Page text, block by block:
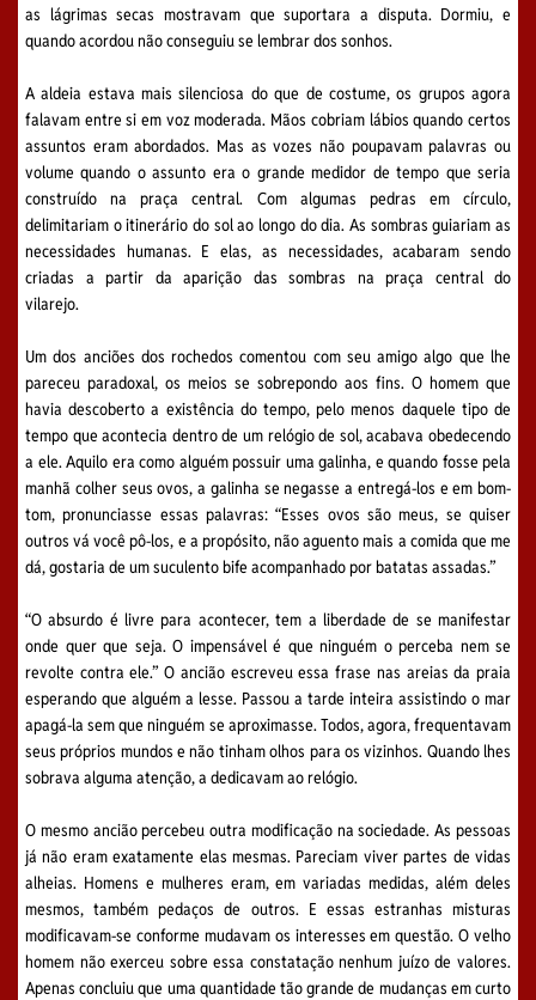
as lágrimas secas mostravam que suportara a disputa. Dormiu, e
quando acordou não conseguiu se lembrar dos sonhos.
A aldeia estava mais silenciosa do que de costume, os grupos agora
falavam entre si em voz moderada. Mãos cobriam lábios quando certos
assuntos eram abordados. Mas as vozes não poupavam palavras ou
volume quando o assunto era o grande medidor de tempo que seria
construído na praça central. Com algumas pedras em círculo,
delimitariam o itinerário do sol ao longo do dia. As sombras guiariam as
necessidades humanas. E elas, as necessidades, acabaram sendo
criadas a partir da aparição das sombras na praça central do
vilarejo.
Um dos anciões dos rochedos comentou com seu amigo algo que lhe
pareceu paradoxal, os meios se sobrepondo aos fins. O homem que
havia descoberto a existência do tempo, pelo menos daquele tipo de
tempo que acontecia dentro de um relógio de sol, acabava obedecendo
a ele. Aquilo era como alguém possuir uma galinha, e quando fosse pela
manhã colher seus ovos, a galinha se negasse a entregá-los e em bom-
tom, pronunciasse essas palavras: “Esses ovos são meus, se quiser
outros vá você pô-los, e a propósito, não aguento mais a comida que me
dá, gostaria de um suculento bife acompanhado por batatas assadas.”
“O absurdo é livre para acontecer, tem a liberdade de se manifestar
onde quer que seja. O impensável é que ninguém o perceba nem se
revolte contra ele.” O ancião escreveu essa frase nas areias da praia
esperando que alguém a lesse. Passou a tarde inteira assistindo o mar
apagá-la sem que ninguém se aproximasse. Todos, agora, frequentavam
seus próprios mundos e não tinham olhos para os vizinhos. Quando lhes
sobrava alguma atenção, a dedicavam ao relógio.
O mesmo ancião percebeu outra modificação na sociedade. As pessoas
já não eram exatamente elas mesmas. Pareciam viver partes de vidas
alheias. Homens e mulheres eram, em variadas medidas, além deles
mesmos, também pedaços de outros. E essas estranhas misturas
modificavam-se conforme mudavam os interesses em questão. O velho
homem não exerceu sobre essa constatação nenhum juízo de valores.
Apenas concluiu que uma quantidade tão grande de mudanças em curto